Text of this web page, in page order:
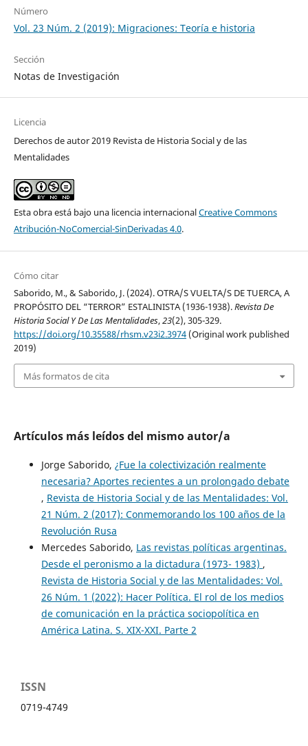
Número
Vol. 23 Núm. 2 (2019): Migraciones: Teoría e historia
Sección
Notas de Investigación
Licencia
Derechos de autor 2019 Revista de Historia Social y de las
Mentalidades
Esta obra está bajo una licencia internacionalCreative Commons
Atribución-NoComercial-SinDerivadas 4.0.
Cómo citar
Saborido, M., & Saborido, J. (2024). OTRA/S VUELTA/S DE TUERCA, A
PROPÓSITO DEL “TERROR” ESTALINISTA (1936-1938).Revista De
Historia Social Y De Las Mentalidades,23(2), 305-329.
https://doi.org/10.35588/rhsm.v23i2.3974(Original work published
2019)
Más formatos de cita
Artículos más leídos del mismo autor/a
Jorge Saborido, ¿Fue la colectivización realmente
necesaria? Aportes recientes a un prolongado debate
, Revista de Historia Social y de las Mentalidades: Vol.
21 Núm. 2 (2017): Conmemorando los 100 años de la
Revolución Rusa
Mercedes Saborido, Las revistas políticas argentinas.
Desde el peronismo a la dictadura (1973- 1983) ,
Revista de Historia Social y de las Mentalidades: Vol.
26 Núm. 1 (2022): Hacer Política. El rol de los medios
de comunicación en la práctica sociopolítica en
América Latina. S. XIX-XXI. Parte 2
ISSN
0719-4749